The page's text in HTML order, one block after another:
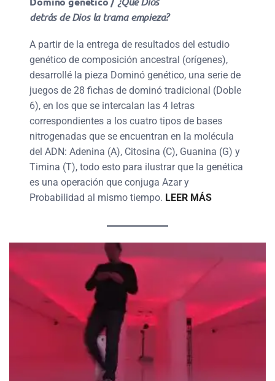
detrás de Dios la trama empieza?
A partir de la entrega de resultados del estudio
genético de composición ancestral (orígenes),
desarrollé la pieza Dominó genético, una serie de
juegos de 28 fichas de dominó tradicional (Doble
6), en los que se intercalan las 4 letras
correspondientes a los cuatro tipos de bases
nitrogenadas que se encuentran en la molécula
del ADN: Adenina (A), Citosina (C), Guanina (G) y
Timina (T), todo esto para ilustrar que la genética
es una operación que conjuga Azar y
Probabilidad al mismo tiempo. LEER MÁS